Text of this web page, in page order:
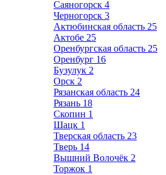
Саяногорск 4
Черногорск 3
Актюбинская область 25
Актобе 25
Оренбургская область 25
Оренбург 16
Бузулук 2
Орск 2
Рязанская область 24
Рязань 18
Скопин 1
Шацк 1
Тверская область 23
Тверь 14
Вышний Волочёк 2
Торжок 1